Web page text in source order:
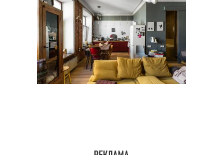
Восточный стиль Стиль в доме
Коттедж в
скандинавском стиле
Лаунж-зон в
скандинавском стиле